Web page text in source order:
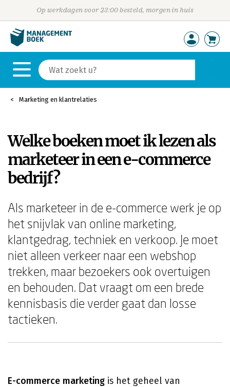
Op werkdagen voor 23:00 besteld, morgen in huis
Marketing en klantrelaties
Welke boeken moet ik lezen als
marketeer in een e-commerce
bedrijf?
Als marketeer in de e-commerce werk je op
het snijvlak van online marketing,
klantgedrag, techniek en verkoop. Je moet
niet alleen verkeer naar een webshop
trekken, maar bezoekers ook overtuigen
en behouden. Dat vraagt om een brede
kennisbasis die verder gaat dan losse
tactieken.
E-commerce marketing is het geheel van